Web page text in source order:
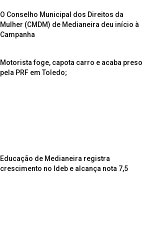
O Conselho Municipal dos Direitos da
Mulher (CMDM) de Medianeira deu início à
Campanha
Motorista foge, capota carro e acaba preso
pela PRF em Toledo;
Educação de Medianeira registra
crescimento no Ideb e alcança nota 7,5